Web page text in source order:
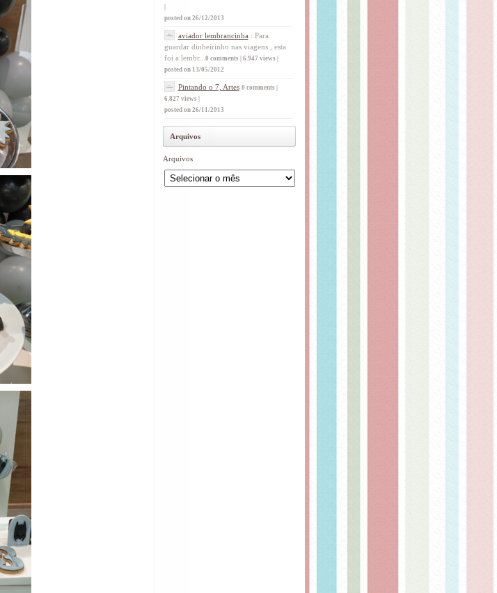
posted on 26/12/2013
aviador lembrancinha : Para
guardar dinheirinho nas viagens , esta
foi a lembr...
0 comments| 6.947 views|
posted on 13/05/2012
Pintando o 7, Artes 0 comments|
6.827 views|
posted on 26/11/2013
Arquivos
Arquivos